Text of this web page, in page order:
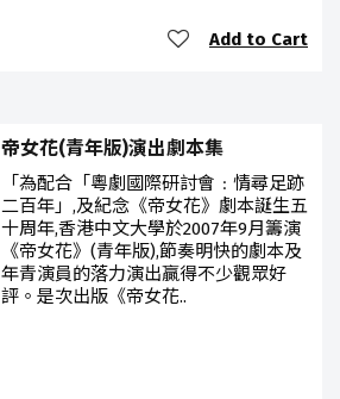
Add to Cart
帝女花(青年版)演出劇本集
「為配合「粵劇國際研討會﹕情尋足跡
二百年」,及紀念《帝女花》劇本誕生五
十周年,香港中文大學於2007年9月籌演
《帝女花》(青年版),節奏明快的劇本及
年青演員的落力演出贏得不少觀眾好
評。是次出版《帝女花..